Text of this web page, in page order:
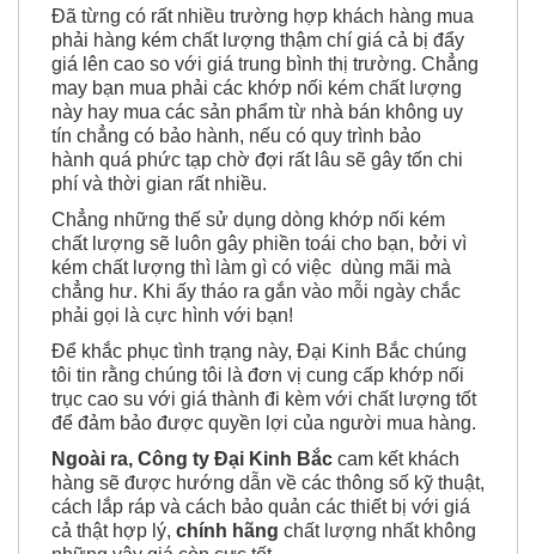
Đã từng có rất nhiều trường hợp khách hàng mua
phải hàng kém chất lượng thậm chí giá cả bị đẩy
giá lên cao so với giá trung bình thị trường. Chẳng
may bạn mua phải các khớp nối kém chất lượng
này hay mua các sản phẩm từ nhà bán không uy
tín chẳng có bảo hành, nếu có quy trình bảo
hành quá phức tạp chờ đợi rất lâu sẽ gây tốn chi
phí và thời gian rất nhiều.
Chẳng những thế sử dụng dòng khớp nối kém
chất lượng sẽ luôn gây phiền toái cho bạn, bởi vì
kém chất lượng thì làm gì có việc dùng mãi mà
chẳng hư. Khi ấy tháo ra gắn vào mỗi ngày chắc
phải gọi là cực hình với bạn!
Để khắc phục tình trạng này, Đại Kinh Bắc chúng
tôi tin rằng chúng tôi là đơn vị cung cấp khớp nối
trục cao su với giá thành đi kèm với chất lượng tốt
để đảm bảo được quyền lợi của người mua hàng.
Ngoài ra, Công ty Đại Kinh Bắc cam kết khách
hàng sẽ được hướng dẫn về các thông số kỹ thuật,
cách lắp ráp và cách bảo quản các thiết bị với giá
cả thật hợp lý, chính hãng chất lượng nhất không